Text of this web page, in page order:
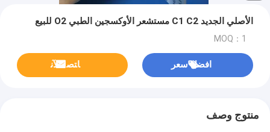
الأصلي الجديد C1 C2 مستشعر الأوكسجين الطبي O2 للبيع
MOQ：1
افضل سعر ﺎﺘﺼﻟ ﺍﻶﻧ
منتوج وصف